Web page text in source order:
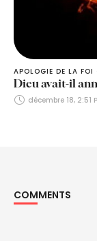
APOLOGIE DE LA FOI
Dieu avait-il
décembre 18, 2:51
COMMENTS